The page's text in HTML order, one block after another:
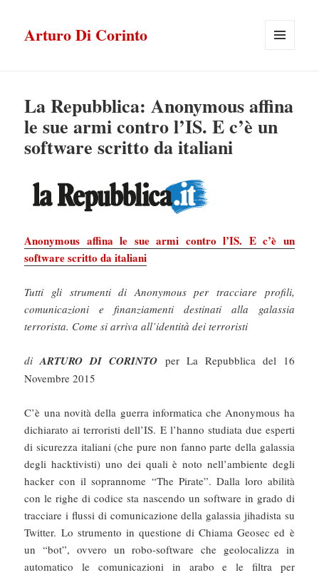
Arturo Di Corinto
La Repubblica: Anonymous affina
le sue armi contro l’IS. E c’è un
software scritto da italiani
Anonymous affina le sue armi contro l’IS. E c’è un
software scritto da italiani
Tutti gli strumenti di Anonymous per tracciare profili,
comunicazioni e finanziamenti destinati alla galassia
terrorista. Come si arriva all’identità dei terroristi
diARTURO DI CORINTO per La Repubblica del 16
Novembre 2015
C’è una novità della guerra informatica che Anonymous ha
dichiarato ai terroristi dell’IS. E l’hanno studiata due esperti
di sicurezza italiani (che pure non fanno parte della galassia
degli hacktivisti) uno dei quali è noto nell’ambiente degli
hacker con il soprannome “The Pirate”. Dalla loro abilità
con le righe di codice sta nascendo un software in grado di
tracciare i flussi di comunicazione della galassia jihadista su
Twitter. Lo strumento in questione di Chiama Geosec ed è
un “bot”, ovvero un robo-software che geolocalizza in
automatico le comunicazioni in arabo e le filtra per